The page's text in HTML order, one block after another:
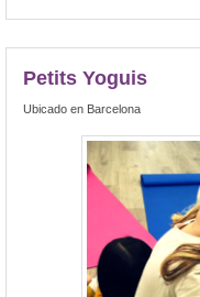
Petits Yoguis
Ubicado en Barcelona